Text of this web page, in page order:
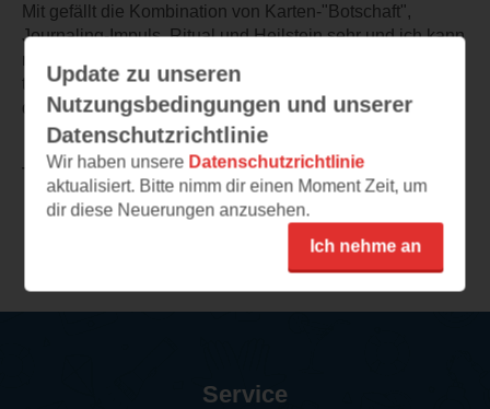
Mit gefällt die Kombination von Karten-"Botschaft",
Journaling-Impuls, Ritual und Heilstein sehr und ich kann
mir sehr gut vorstellen, dieses Kartenset für einen
täglichen Impuls zu Rate zu ziehen. Ich bin neugierig auf
die anderen Motive und Manifestations-Tipps.
TEILEN
Update zu unseren
Nutzungsbedingungen und unserer
Datenschutzrichtlinie
Wir haben unsere Datenschutzrichtlinie
aktualisiert. Bitte nimm dir einen Moment Zeit, um
dir diese Neuerungen anzusehen.
Ich nehme an
Service